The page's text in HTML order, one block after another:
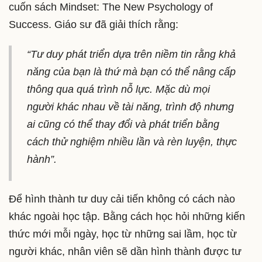
cuốn sách Mindset: The New Psychology of
Success. Giáo sư đã giải thích rằng:
“Tư duy phát triển dựa trên niềm tin rằng khả
năng của bạn là thứ mà bạn có thể nâng cấp
thông qua quá trình nỗ lực. Mặc dù mọi
người khác nhau về tài năng, trình độ nhưng
ai cũng có thể thay đổi và phát triển bằng
cách thử nghiệm nhiều lần và rèn luyện, thực
hành”.
Để hình thành tư duy cải tiến không có cách nào
khác ngoài học tập. Bằng cách học hỏi những kiến
thức mới mỗi ngày, học từ những sai lầm, học từ
người khác, nhân viên sẽ dần hình thành được tư